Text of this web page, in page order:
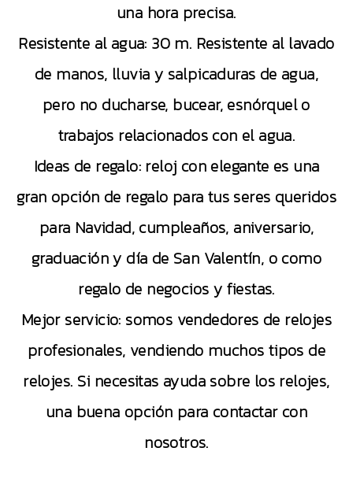
una hora precisa.
Resistente al agua: 30 m. Resistente al lavado
de manos, lluvia y salpicaduras de agua,
pero no ducharse, bucear, esnórquel o
trabajos relacionados con el agua.
Ideas de regalo: reloj con elegante es una
gran opción de regalo para tus seres queridos
para Navidad, cumpleaños, aniversario,
graduación y día de San Valentín, o como
regalo de negocios y fiestas.
Mejor servicio: somos vendedores de relojes
profesionales, vendiendo muchos tipos de
relojes. Si necesitas ayuda sobre los relojes,
una buena opción para contactar con
nosotros.